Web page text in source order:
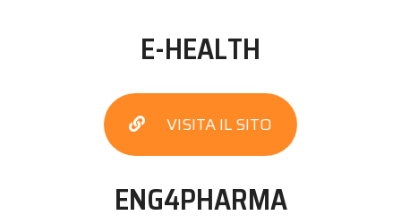
E-HEALTH
VISITA IL SITO
ENG4PHARMA